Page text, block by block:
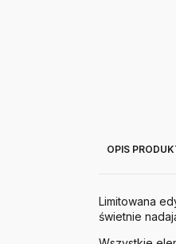
OPIS
Limitowana
świetnie